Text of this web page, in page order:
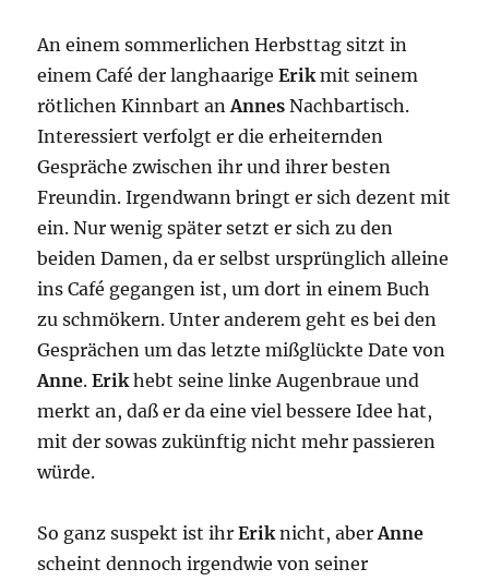
An einem sommerlichen Herbsttag sitzt in
einem Café der langhaarigeErik mit seinem
rötlichen Kinnbart anAnnes Nachbartisch.
Interessiert verfolgt er die erheiternden
Gespräche zwischen ihr und ihrer besten
Freundin. Irgendwann bringt er sich dezent mit
ein. Nur wenig später setzt er sich zu den
beiden Damen, da er selbst ursprünglich alleine
ins Café gegangen ist, um dort in einem Buch
zu schmökern. Unter anderem geht es bei den
Gesprächen um das letzte mißglückte Date von
Anne.Erik hebt seine linke Augenbraue und
merkt an, daß er da eine viel bessere Idee hat,
mit der sowas zukünftig nicht mehr passieren
würde.
So ganz suspekt ist ihrErik nicht, aberAnne
scheint dennoch irgendwie von seiner